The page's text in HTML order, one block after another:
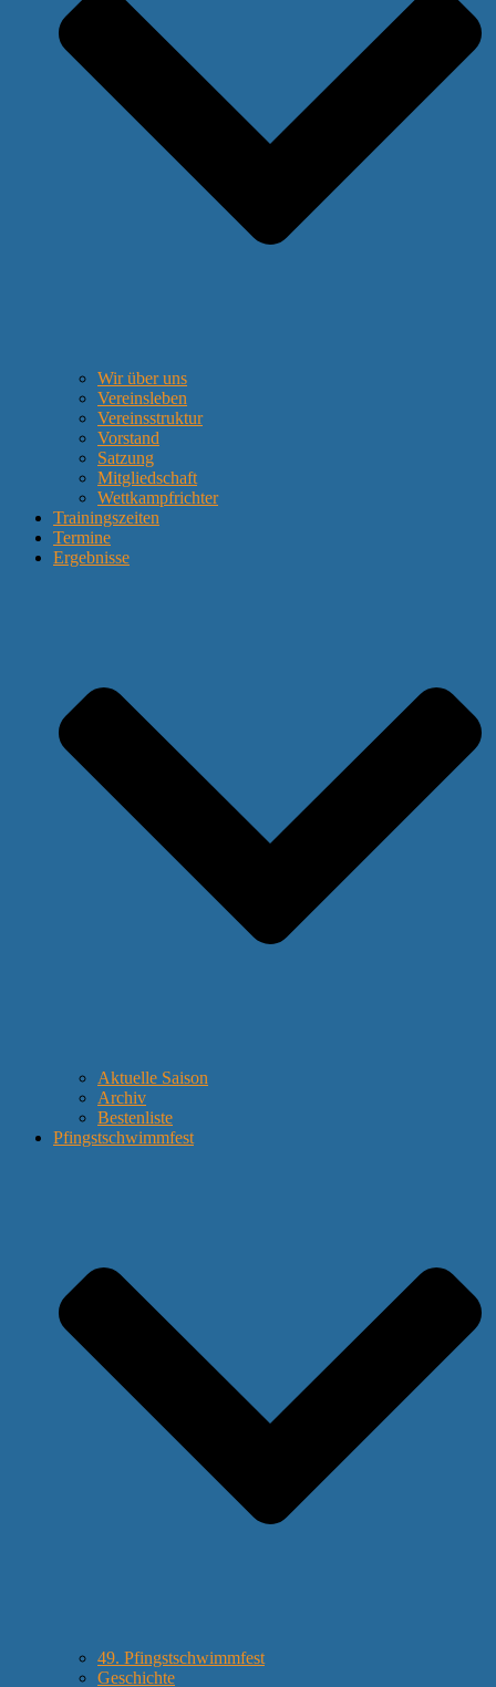
Wir über uns
Vereinsleben
Vereinsstruktur
Vorstand
Satzung
Mitgliedschaft
Wettkampfrichter
Trainingszeiten
Termine
Ergebnisse
Aktuelle Saison
Archiv
Bestenliste
Pfingstschwimmfest
49. Pfingstschwimmfest
Geschichte